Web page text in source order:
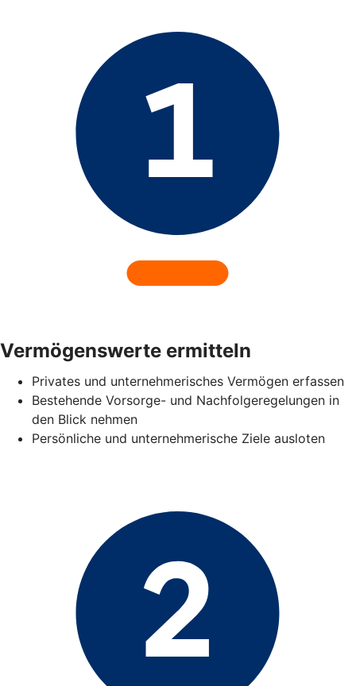
Vermögenswerte ermitteln
Privates und unternehmerisches Vermögen erfassen
Bestehende Vorsorge- und Nachfolgeregelungen in
den Blick nehmen
Persönliche und unternehmerische Ziele ausloten